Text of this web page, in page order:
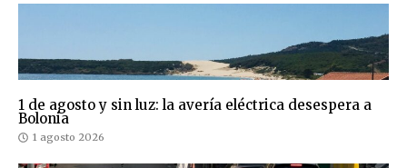
1 de agosto y sin luz: la avería eléctrica desespera a
Bolonia
1 agosto 2026